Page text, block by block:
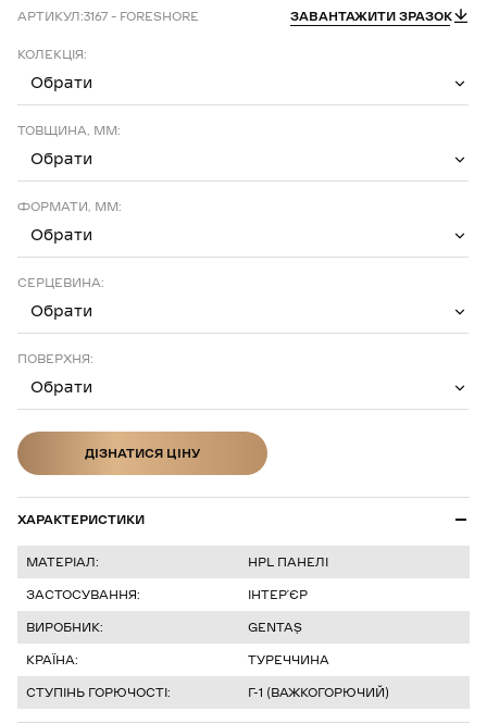
АРТИКУЛ:3167 – FORESHORE ЗАВАНТАЖИТИ ЗРАЗОК
КОЛЕКЦІЯ:
Обрати
ТОВЩИНА, ММ:
Обрати
ФОРМАТИ, ММ:
Обрати
СЕРЦЕВИНА:
Обрати
ПОВЕРХНЯ:
Обрати
ДІЗНАТИСЯ ЦІНУ
ХАРАКТЕРИСТИКИ
МАТЕРІАЛ:
HPL ПАНЕЛІ
ЗАСТОСУВАННЯ:
ІНТЕР’ЄР
ВИРОБНИК:
GENTAŞ
КРАЇНА:
ТУРЕЧЧИНА
СТУПІНЬ ГОРЮЧОСТІ:
Г-1 (ВАЖКОГОРЮЧИЙ)